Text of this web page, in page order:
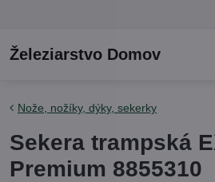
Železiarstvo Domov
Nože, nožíky, dýky, sekerky
Sekera trampská
Premium 8855310